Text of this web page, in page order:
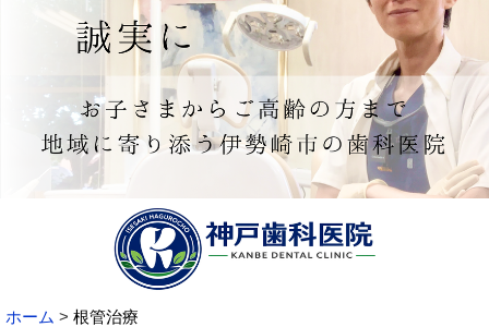
ホーム 根管治療